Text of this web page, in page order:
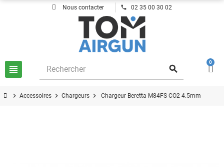
Nous contacter phone 02 35 00 30 02
view_headline search
0
chevron_right Accessoires chevron_right Chargeurs chevron_right Chargeur Beretta M84FS CO2 4.5mm